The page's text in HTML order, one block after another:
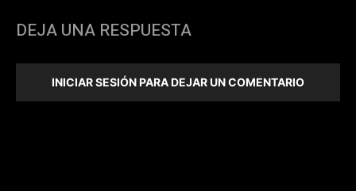
DEJA UNA RESPUESTA
INICIAR SESIÓN PARA DEJAR UN COMENTARIO